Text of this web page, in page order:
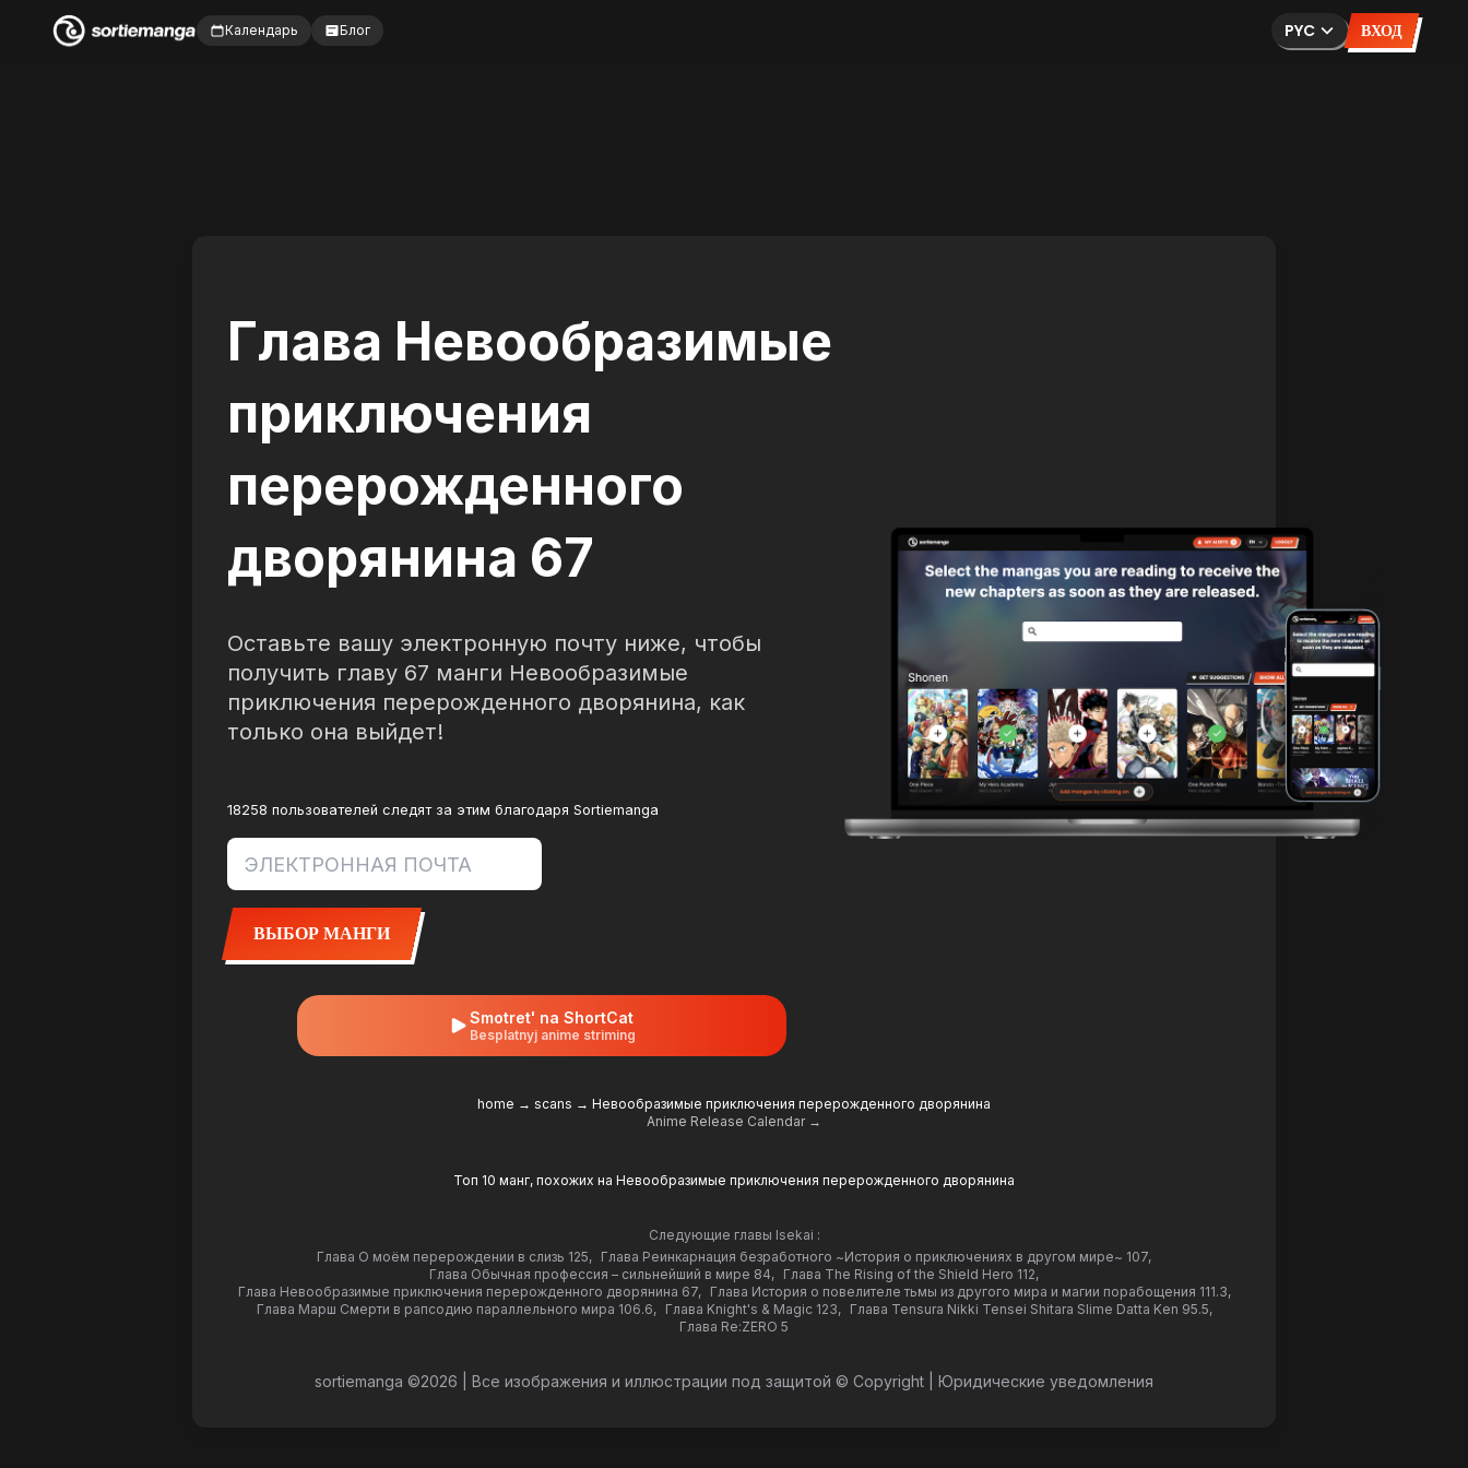
Календарь Блог PYC ВХОД
Глава Невообразимые
приключения
перерожденного
дворянина 67
Оставьте вашу электронную почту ниже, чтобы
получить главу 67 манги Невообразимые
приключения перерожденного дворянина, как
только она выйдет!
18258 пользователей следят за этим благодаря Sortiemanga
ВЫБОР МАНГИ
Smotret' na ShortCat
Besplatnyj anime striming
home → scans → Невообразимые приключения перерожденного дворянина
Anime Release Calendar →
Топ 10 манг, похожих на Невообразимые приключения перерожденного дворянина
Следующие главы Isekai :
Глава О моём перерождении в слизь 125, Глава Реинкарнация безработного ~История о приключениях в другом мире~ 107,
Глава Обычная профессия – сильнейший в мире 84, Глава The Rising of the Shield Hero 112,
Глава Невообразимые приключения перерожденного дворянина 67, Глава История о повелителе тьмы из другого мира и магии порабощения 111.3,
Глава Марш Смерти в рапсодию параллельного мирa 106.6, Глава Knight's & Magic 123, Глава Tensura Nikki Tensei Shitara Slime Datta Ken 95.5,
Глава Re:ZERO 5
sortiemanga ©2026 Все изображения и иллюстрации под защитой © Copyright Юридические уведомления